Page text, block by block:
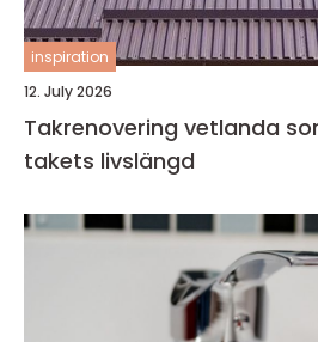
inspiration
12. July 2026
Takrenovering vetlanda
takets livslängd